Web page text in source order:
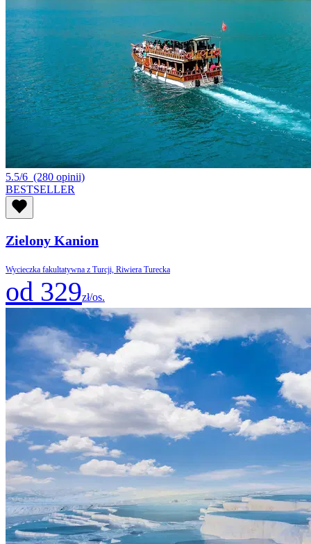
5.5/6 (280 opinii)
BESTSELLER
Zielony Kanion
Wycieczka fakultatywna z Turcji, Riwiera Turecka
od 329zł/os.